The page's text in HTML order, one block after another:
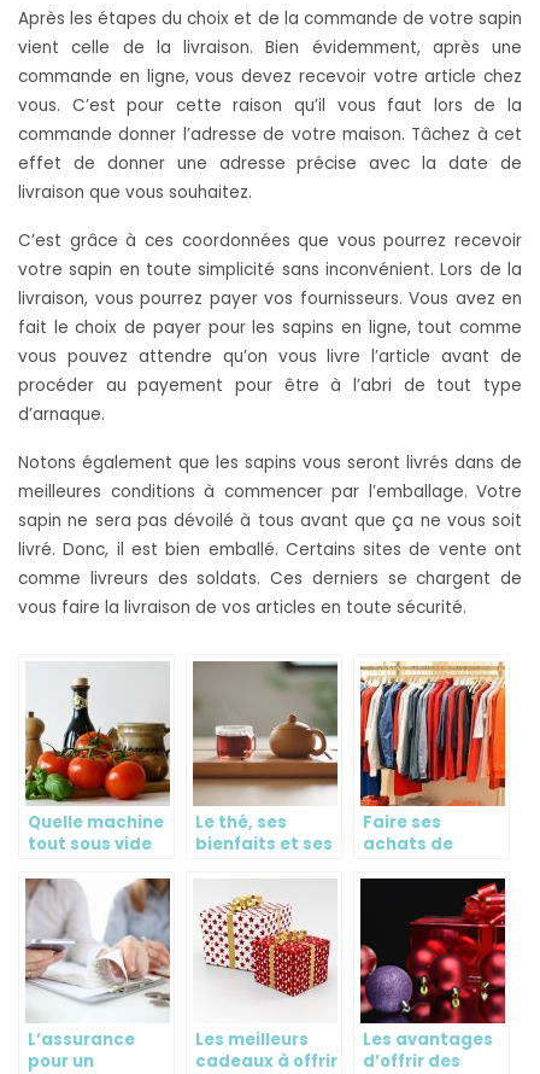
Après les étapes du choix et de la commande de votre sapin
vient celle de la livraison. Bien évidemment, après une
commande en ligne, vous devez recevoir votre article chez
vous. C’est pour cette raison qu’il vous faut lors de la
commande donner l’adresse de votre maison. Tâchez à cet
effet de donner une adresse précise avec la date de
livraison que vous souhaitez.
C’est grâce à ces coordonnées que vous pourrez recevoir
votre sapin en toute simplicité sans inconvénient. Lors de la
livraison, vous pourrez payer vos fournisseurs. Vous avez en
fait le choix de payer pour les sapins en ligne, tout comme
vous pouvez attendre qu’on vous livre l’article avant de
procéder au payement pour être à l’abri de tout type
d’arnaque.
Notons également que les sapins vous seront livrés dans de
meilleures conditions à commencer par l’emballage. Votre
sapin ne sera pas dévoilé à tous avant que ça ne vous soit
livré. Donc, il est bien emballé. Certains sites de vente ont
comme livreurs des soldats. Ces derniers se chargent de
vous faire la livraison de vos articles en toute sécurité.
Quelle machine
tout sous vide
Le thé, ses
bienfaits et ses
Faire ses
achats de
L’assurance
pour un
Les meilleurs
cadeaux à offrir
Les avantages
d’offrir des